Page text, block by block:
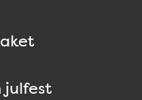
julfest